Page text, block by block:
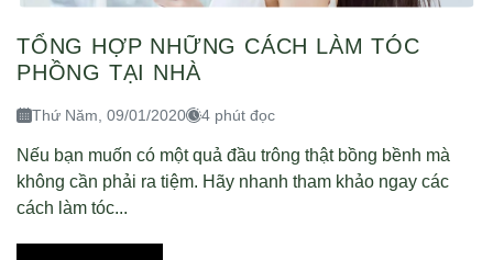
TỔNG HỢP NHỮNG CÁCH LÀM TÓC
PHỒNG TẠI NHÀ
Thứ Năm, 09/01/2020 4 phút đọc
Nếu bạn muốn có một quả đầu trông thật bồng bềnh mà
không cần phải ra tiệm. Hãy nhanh tham khảo ngay các
cách làm tóc...